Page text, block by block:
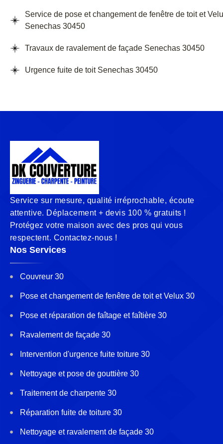
Service de pose et changement de fenêtre de toit et
Senechas 30450
Travaux de ravalement de façade Senechas 30450
Urgence fuite de toit Senechas 30450
Service sur mesure, qualité irréprochable, écoute
attentive. Déplacement + devis 100 % gratuits !
Protégez votre maison avec des pros qui vous
respectent. Contactez-nous !
Nos Services
Couvreur 30
Pose et changement de fenêtre de toit et Velux 30
Pose et réparation de faîtage et faîtière 30
Ravalement de façade 30
Intervention d'urgence fuite toiture 30
Nettoyage et pose de gouttière 30
Traitement de charpente 30
Réparation fuite de toiture 30
Nettoyage et ravalement de façade 30